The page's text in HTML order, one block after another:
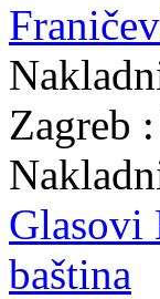
Zagreb
Glasovi
baština